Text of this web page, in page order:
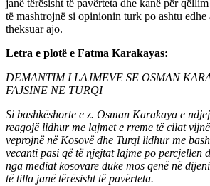
janë tërësisht të pavërteta dhe kanë për
të mashtrojnë si opinionin turk po ashtu edhe
theksuar ajo.
Letra e plotë e Fatma Karakayas:
DEMANTIM I LAJMEVE SE OSMAN
FAJSINE NE TURQI
Si bashkëshorte e z. Osman Karakaya e
reagojë lidhur me lajmet e rreme të cilat
veprojnë në Kosovë dhe Turqi lidhur me
vecanti pasi që të njejtat lajme po percjellen
nga mediat kosovare duke mos qenë në
të tilla janë tërësisht të pavërteta.